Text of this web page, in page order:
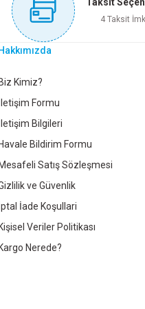
Sepete Ekle
175,50 TL
Sepete Ekle
2311 KINETEX
4 Taksit
Hakkımızda
Biz Kimiz?
Formu
Bilgileri
Havale Bildirim Formu
Mesafeli Satış Sözleşmesi
ve Güvenlik
İade Koşullari
Kişisel Veriler Politikası
Kargo Nerede?